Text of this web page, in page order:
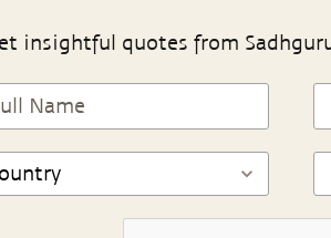
insightful quotes from